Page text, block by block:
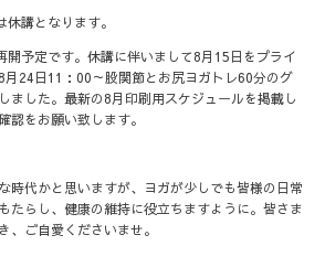
講となります。
開予定です。休講に伴いまして8月15日をプライ
月24日11：00～股関節とお尻ヨガトレ60分のグ
ました。最新の8月印刷用スケジュールを掲載し
認をお願い致します。
時代かと思いますが、ヨガが少しでも皆様の日常
たらし、健康の維持に役立ちますように。皆さま
、ご自愛くださいませ。